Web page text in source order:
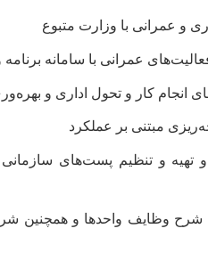
و عمرانی با وزارت متبوع
عمرانی با سامانه
انجام کار و تحول اداری و
مبتنی بر عملکرد
و تهیه و تنظیم پست‌های
وظایف واحدها و همچنین شرح